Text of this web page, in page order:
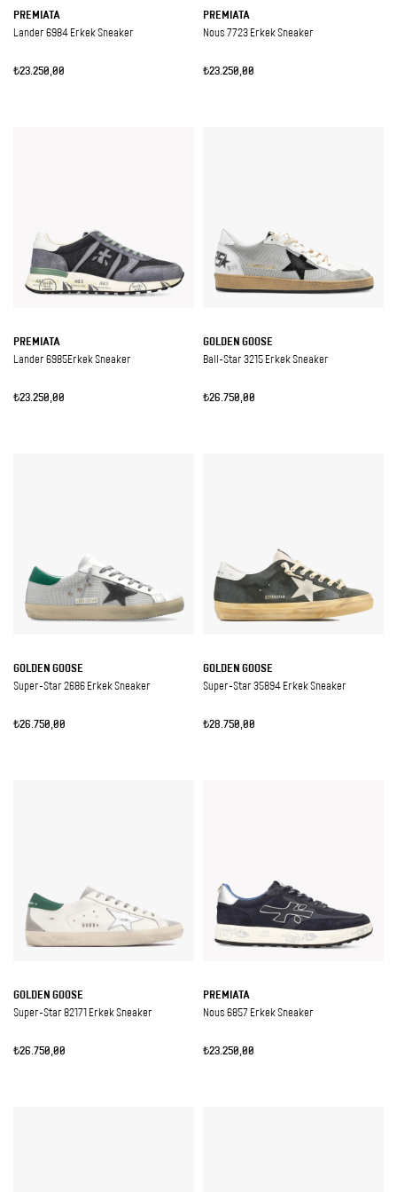
PREMIATA
Lander 6984 Erkek Sneaker
₺23.250,00
PREMIATA
Nous 7723 Erkek Sneaker
₺23.250,00
PREMIATA
Lander 6985Erkek Sneaker
₺23.250,00
GOLDEN GOOSE
Ball-Star 3215 Erkek Sneaker
₺26.750,00
GOLDEN GOOSE
Super-Star 2686 Erkek Sneaker
₺26.750,00
GOLDEN GOOSE
Super-Star 35894 Erkek Sneaker
₺28.750,00
GOLDEN GOOSE
Super-Star 82171 Erkek Sneaker
₺26.750,00
PREMIATA
Nous 6857 Erkek Sneaker
₺23.250,00